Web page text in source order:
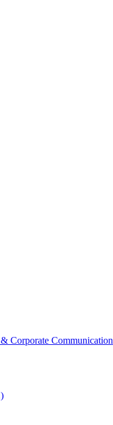
Corporate Communication